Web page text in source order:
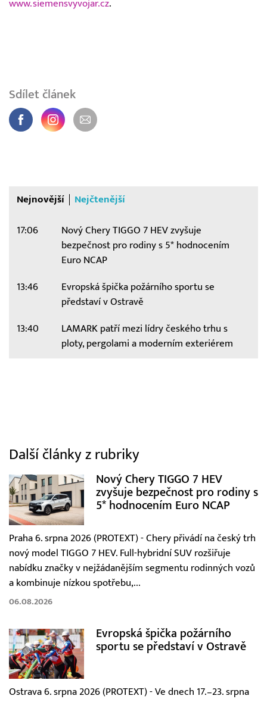
www.siemensvyvojar.cz.
Sdílet článek
Nejnovější Nejčtenější
17:06
Nový Chery TIGGO 7 HEV zvyšuje
bezpečnost pro rodiny s 5* hodnocením
Euro NCAP
13:46
Evropská špička požárního sportu se
představí v Ostravě
13:40
LAMARK patří mezi lídry českého trhu s
ploty, pergolami a moderním exteriérem
Další články z rubriky
Nový Chery TIGGO 7 HEV
zvyšuje bezpečnost pro rodiny s
5* hodnocením Euro NCAP
Praha 6. srpna 2026 (PROTEXT) - Chery přivádí na český trh
nový model TIGGO 7 HEV. Full-hybridní SUV rozšiřuje
nabídku značky v nejžádanějším segmentu rodinných vozů
a kombinuje nízkou spotřebu,...
06.08.2026
Evropská špička požárního
sportu se představí v Ostravě
Ostrava 6. srpna 2026 (PROTEXT) - Ve dnech 17.–23. srpna